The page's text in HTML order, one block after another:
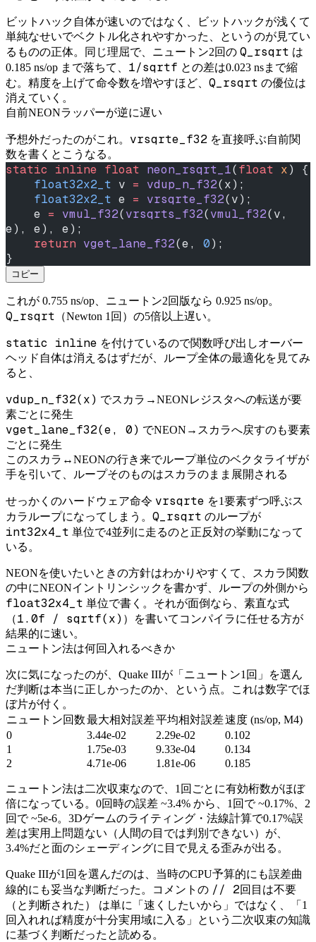
ビットハック自体が速いのではなく、ビットハックが浅くて
単純なせいでベクトル化されやすかった、というのが見てい
るものの正体。同じ理屈で、ニュートン2回の Q_rsqrt は
0.185 ns/op まで落ちて、 1/sqrtf との差は0.023 nsまで縮
む。精度を上げて命令数を増やすほど、 Q_rsqrt の優位は
消えていく。
自前NEONラッパーが逆に遅い
予想外だったのがこれ。 vrsqrte_f32 を直接呼ぶ自前関
数を書くとこうなる。
static inline float neon_rsqrt_1(float x) {
    float32x2_t
v = vdup_n_f32(x);
    float32x2_t
e = vrsqrte_f32(v);
    e
= vmul_f32(vrsqrts_f32(vmul_f32(v,
e), e), e);
    return
vget_lane_f32(e, 0);
}
コピー
これが 0.755 ns/op、ニュートン2回版なら 0.925 ns/op。
Q_rsqrt （Newton 1回）の5倍以上遅い。
static inline を付けているので関数呼び出しオーバー
ヘッド自体は消えるはずだが、ループ全体の最適化を見てみ
ると、
vdup_n_f32(x) でスカラ→NEONレジスタへの転送が要
素ごとに発生
vget_lane_f32(e, 0) でNEON→スカラへ戻すのも要素
ごとに発生
このスカラ↔NEONの行き来でループ単位のベクタライザが
手を引いて、ループそのものはスカラのまま展開される
せっかくのハードウェア命令 vrsqrte を1要素ずつ呼ぶス
カラループになってしまう。 Q_rsqrt のループが
int32x4_t 単位で4並列に走るのと正反対の挙動になって
いる。
NEONを使いたいときの方針はわかりやすくて、スカラ関数
の中にNEONイントリンシックを書かず、ループの外側から
float32x4_t 単位で書く。それが面倒なら、素直な式
（1.0f / sqrtf(x) ）を書いてコンパイラに任せる方が
結果的に速い。
ニュートン法は何回入れるべきか
次に気になったのが、Quake IIIが「ニュートン1回」を選ん
だ判断は本当に正しかったのか、という点。これは数字でほ
ぼ片が付く。
ニュートン回数最大相対誤差平均相対誤差速度 (ns/op, M4)
0
3.44e-02 2.29e-02
0.102
1
1.75e-03 9.33e-04
0.134
2
4.71e-06 1.81e-06 0.185
ニュートン法は二次収束なので、1回ごとに有効桁数がほぼ
倍になっている。0回時の誤差 ~3.4% から、1回で ~0.17%、2
回で ~5e-6。3Dゲームのライティング・法線計算で0.17%誤
差は実用上問題ない（人間の目では判別できない）が、
3.4%だと面のシェーディングに目で見える歪みが出る。
Quake IIIが1回を選んだのは、当時のCPU予算的にも誤差曲
線的にも妥当な判断だった。コメントの // 2回目は不要
（と判断された）
は単に「速くしたいから」ではなく、「1
回入れれば精度が十分実用域に入る」という二次収束の知識
に基づく判断だったと読める。